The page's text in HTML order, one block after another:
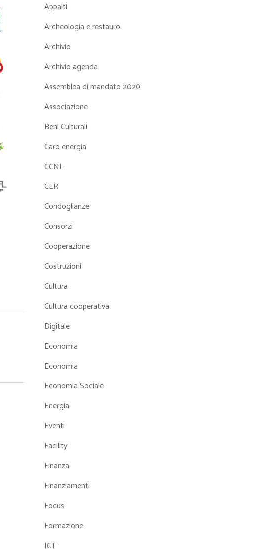
Appalti
Archeologia e restauro
Archivio
Archivio agenda
Assemblea di mandato 2020
Associazione
Beni Culturali
Caro energia
CCNL
CER
Condoglianze
Consorzi
Cooperazione
Costruzioni
Cultura
Cultura cooperativa
Digitale
Economia
Economia
Economia Sociale
Energia
Eventi
Facility
Finanza
Finanziamenti
Focus
Formazione
ICT